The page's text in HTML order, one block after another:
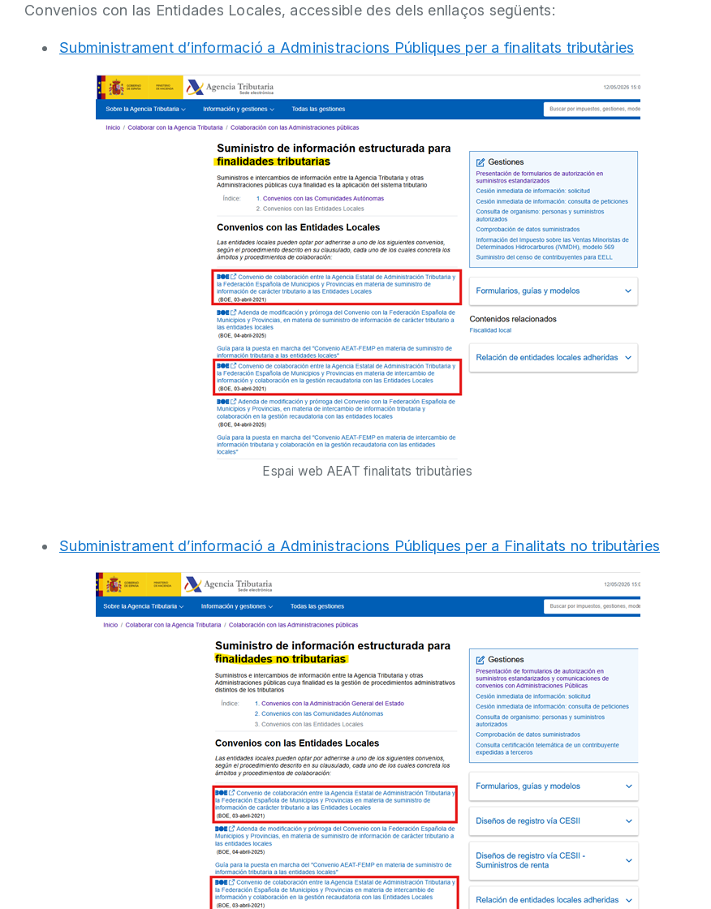
Convenios con las Entidades Locales, accessible des dels enllaços següents:
Subministrament d’informació a Administracions Públiques per a finalitats tributàries
Espai web AEAT finalitats tributàries
Subministrament d’informació a Administracions Públiques per a Finalitats no tributàries